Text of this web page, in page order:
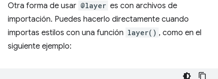
Otra forma de usar @layer es con archivos de
importación. Puedes hacerlo directamente cuando
importas estilos con una función layer() , como en el
siguiente ejemplo: